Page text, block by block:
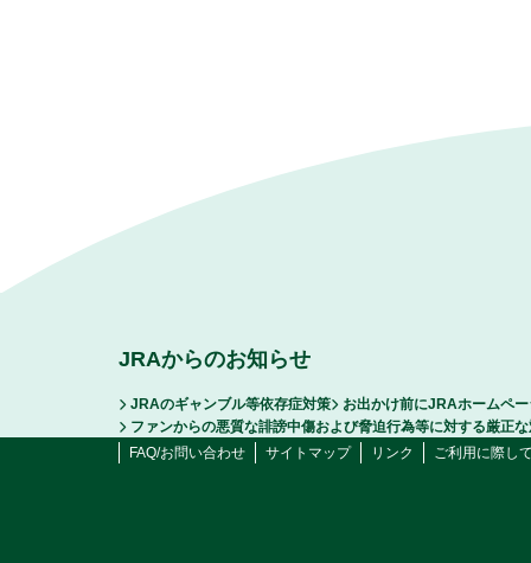
JRAからのお知らせ
JRAのギャンブル等依存症対策
お出かけ前にJRAホームペ
ファンからの悪質な誹謗中傷および脅迫行為等に対する厳正
FAQ/お問い合わせ
サイトマップ リンク ご利用に際し